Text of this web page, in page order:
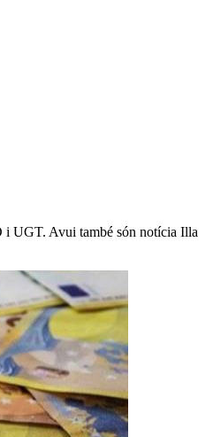
i UGT. Avui també són notícia Illa